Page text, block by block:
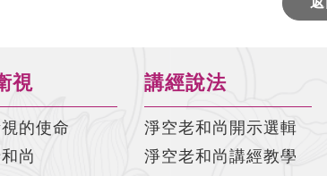
視
的使命
尚
講經說法
淨空老和尚開示選輯
淨空老和尚講經教學